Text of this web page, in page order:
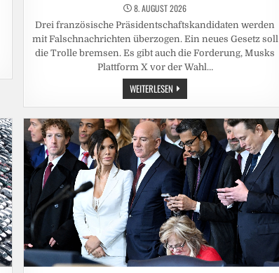
8. AUGUST 2026
Drei französische Präsidentschaftskandidaten werden
mit Falschnachrichten überzogen. Ein neues Gesetz soll
die Trolle bremsen. Es gibt auch die Forderung, Musks
Plattform X vor der Wahl…
WEITERLESEN FRANKREICH:
KREMLNAHE
NETZWERKE
MISCHEN
SICH
MASSIV
IN
MACRONS
NACHFOLGE
EIN